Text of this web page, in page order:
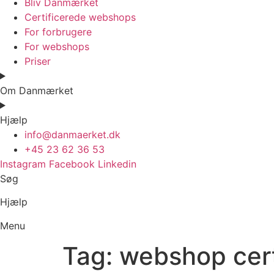
Certificerede webshops
For forbrugere
For webshops
Priser
Om Danmærket
Hjælp
info@danmaerket.dk
+45 23 62 36 53
Instagram Facebook Linkedin
Søg
Hjælp
Menu
Tag: webshop